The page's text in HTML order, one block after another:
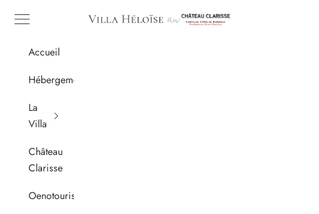
Villa Héloïse
Menu
Accueil
Hébergement
La
Villa
Château
Clarisse
Oenotourisme